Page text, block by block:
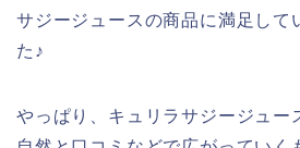
サジージュースの商品に満足して
た♪
やっぱり、キュリラサジージュー